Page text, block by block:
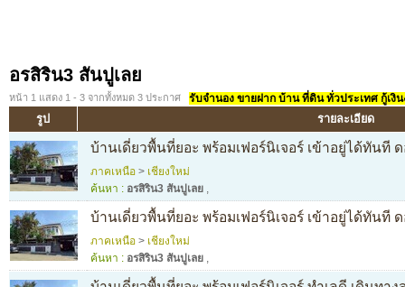
อรสิริน3 สันปูเลย
หน้า 1 แสดง 1 - 3 จากทั้งหมด 3 ประกาศ รับจำนอง ขายฝาก บ้าน ที่ดิน ทั่วประเทศ กู้เงิ
รูป รายละเอียด
บ้านเดี่ยวพื้นที่ยอะ พร้อมเฟอร์นิเจอร์ เข้าอยู่ได้ทันที ด
ภาคเหนือ > เชียงใหม่
ค้นหา : อรสิริน3 สันปูเลย ,
บ้านเดี่ยวพื้นที่ยอะ พร้อมเฟอร์นิเจอร์ เข้าอยู่ได้ทันที ด
ภาคเหนือ > เชียงใหม่
ค้นหา : อรสิริน3 สันปูเลย ,